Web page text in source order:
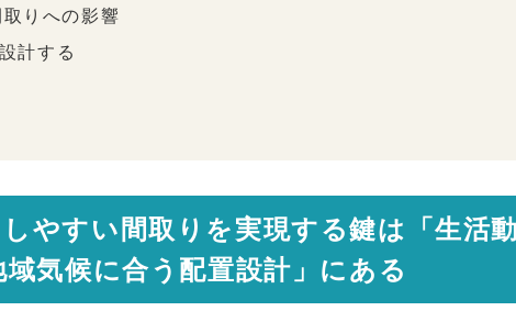
りへの影響
計する
まる
イル
やすい間取りを実現する鍵は「生活動
気候に合う配置設計」にある